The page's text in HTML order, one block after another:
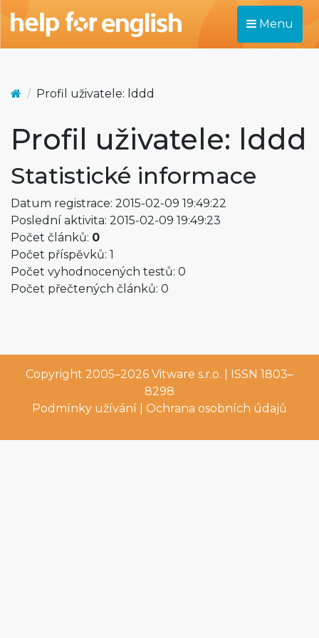
Menu
Profil uživatele: lddd
Profil uživatele: lddd
Statistické informace
Datum registrace: 2015-02-09 19:49:22
Poslední aktivita: 2015-02-09 19:49:23
Počet článků: 0
Počet příspěvků: 1
Počet vyhodnocených testů: 0
Počet přečtených článků: 0
Copyright 2005–2026 Vitware s.r.o. | ISSN 1803–
8298
Podmínky užívání
Ochrana osobních údajů